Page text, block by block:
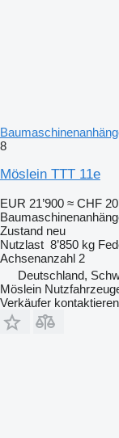
8
Möslein TTT 11e
EUR 21’900 ≈ CHF
Zustand neu
Nutzlast 8’850 kg
Achsenanzahl 2
Deutschland,
Möslein
Verkäufer kontaktieren